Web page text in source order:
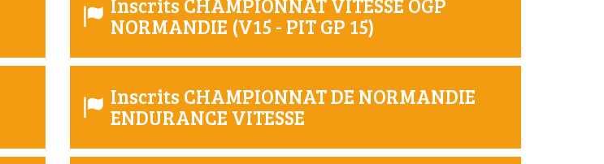
NORMANDIE (V15 - PIT GP 15)
Inscrits CHAMPIONNAT DE NORMANDIE
ENDURANCE VITESSE